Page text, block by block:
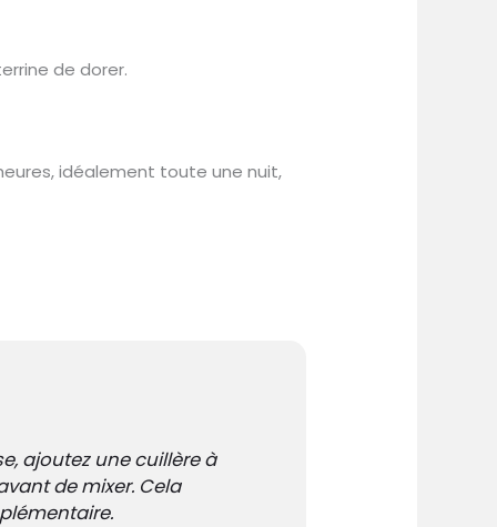
de dorer.
idéalement toute une nuit,
ajoutez une cuillère à
de mixer. Cela